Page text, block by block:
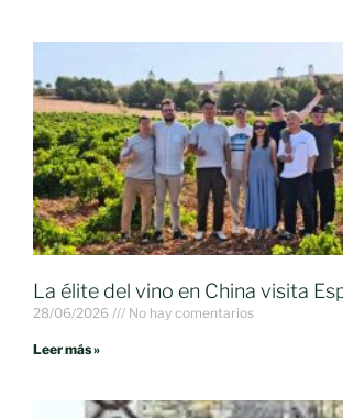
La élite del vino en China visita
28/06/2026 No hay comentarios
Leer más »